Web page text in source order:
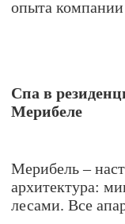
опыта
Спа в
Мерибеле
Мерибель –
архитектура:
лесами. Все